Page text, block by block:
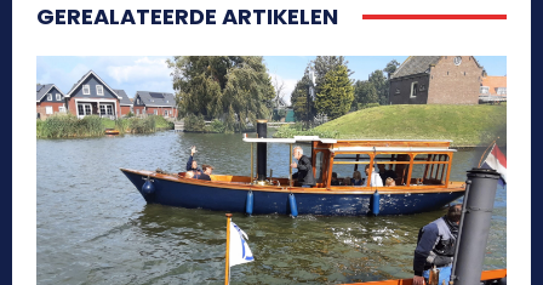
GEREALATEERDE ARTIKELEN